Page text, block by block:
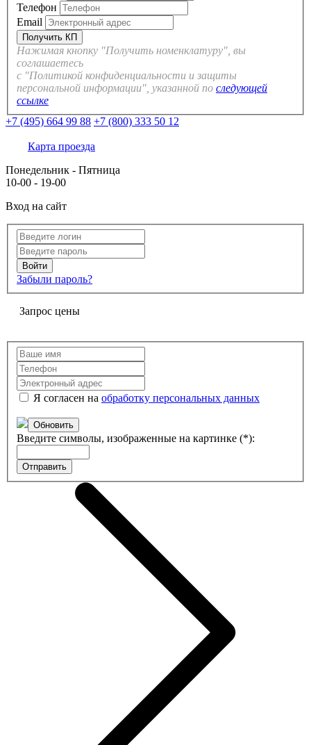
Телефон
Email
Нажимая кнопку "Получить номенклатуру", вы
соглашаетесь
с "Политикой конфиденциальности и защиты
персональной информации", указанной по следующей
ссылке
+7 (495) 664 99 88 +7 (800) 333 50 12
Карта проезда
Понедельник - Пятница
10-00 - 19-00
Вход на сайт
Забыли пароль?
Запрос цены
Я согласен на обработку персональных данных
Обновить
Введите символы, изображенные на картинке (*):